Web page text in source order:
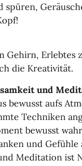
spüren,
Gehirn, Erlebtes
die Kreativität.
und
bewusst aufs
Techniken
bewusst
und
Meditation ist